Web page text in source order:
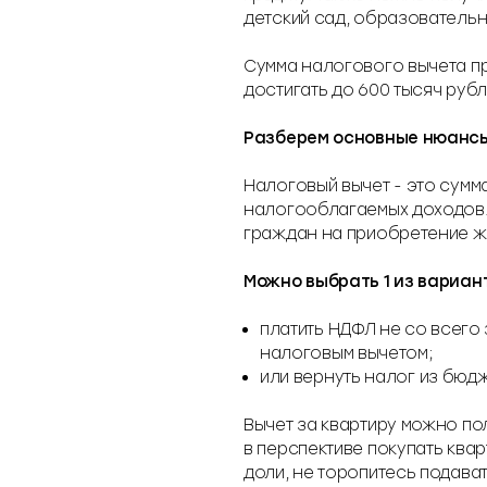
декларацию по форме 3-НДФЛ. Вычет предоставят
за предыдущие периоды или при
год, с учетом остатка вычета и уже возвращенного
детский сад,
Сумма налогового вычета
достигать до 600 тысяч
Разберем основные
Налоговый вычет - это
налогооблагаемых
граждан на приобретение
Можно выбрать 1 из
платить НДФЛ не со
налоговым вычетом;
или вернуть налог из
Вычет за квартиру можно
в перспективе покупать
доли, не торопитесь